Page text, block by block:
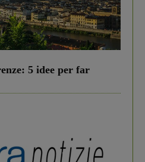
5 idee per far